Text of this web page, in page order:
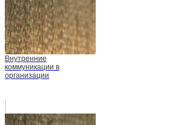
Внутренние
коммуникации в
организации